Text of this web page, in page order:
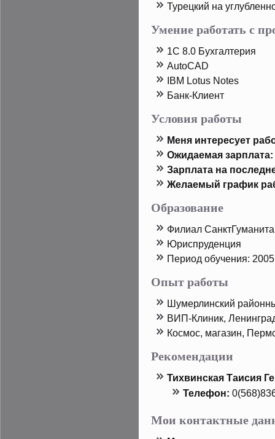
Турецкий на
Умение работать с
1C 8.0 Бухгалтерия
AutoCAD
IBM Lotus Notes
Банк-Клиент
Условия работы
Меня интересует
Ожидаемая зарплата:
Зарплата на
Желаемый график
Образование
Филиал
Юриспруденция
Период обучения:
Опыт работы
Шумерлинский
ВИП-Клиник,
Космос, магазин,
Рекомендации
Тихвинская Таисия
Телефон:
Мои контактные